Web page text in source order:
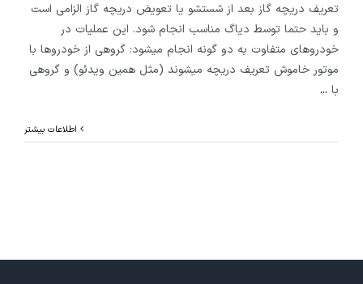
تعریف دریچه گاز بعد از شستشو یا تعویض دریچه گاز الزامی است
و باید حتما توسط دیاگ مناسب انجام شود. این عملیات در
خودروهای متفاوت به دو گونه انجام میشود: گروهی از خودروها با
موتور خاموش تعریف دریچه میشوند (مثل همین ویدئو) و گروهی
با ...
اطلاعات بیشتر